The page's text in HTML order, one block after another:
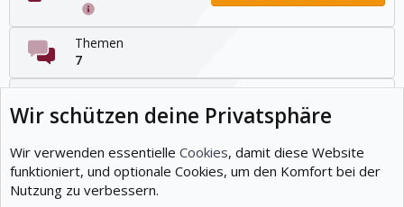
Themen
7
12
Mitglieder
19
Neuestes Mitglied
Wir schützen deine Privatsphäre
Wir verwenden essentielle Cookies, damit diese Website
funktioniert, und optionale Cookies, um den Komfort bei der
Nutzung zu verbessern.